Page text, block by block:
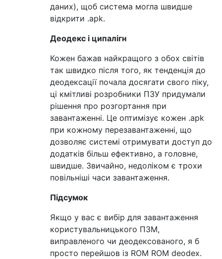
даних), щоб система могла швидше
відкрити .apk.
Деодекс і ципалігн
Кожен бажав найкращого з обох світів
так швидко після того, як тенденція до
деодексації почала досягати свого піку,
ці кмітливі розробники ПЗУ придумали
рішення про розгортання при
завантаженні. Це оптимізує кожен .apk
при кожному перезавантаженні, що
дозволяє системі отримувати доступ до
додатків більш ефективно, а головне,
швидше. Звичайно, недоліком є ​​трохи
повільніші часи завантаження.
Підсумок
Якщо у вас є вибір для завантаження
користувальницького ПЗМ,
виправленого чи деодексованого, я б
просто перейшов із ROM ROM deodex.